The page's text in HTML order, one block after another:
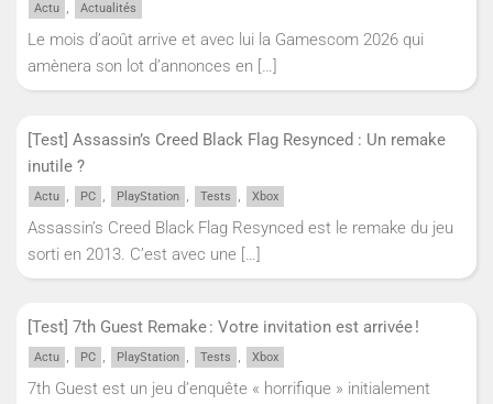
Actu , Actualités
Le mois d’août arrive et avec lui la Gamescom 2026 qui
amènera son lot d’annonces en […]
[Test] Assassin’s Creed Black Flag Resynced : Un remake
inutile ?
Actu , PC , PlayStation , Tests , Xbox
Assassin’s Creed Black Flag Resynced est le remake du jeu
sorti en 2013. C’est avec une […]
[Test] 7th Guest Remake : Votre invitation est arrivée !
Actu , PC , PlayStation , Tests , Xbox
7th Guest est un jeu d’enquête « horrifique » initialement